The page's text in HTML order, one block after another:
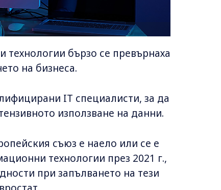
бързо се превърнаха
на бизнеса.
IT специалисти, за да
използване на данни.
съюз е наело или се е
технологии през 2021 г.,
при запълването на тези